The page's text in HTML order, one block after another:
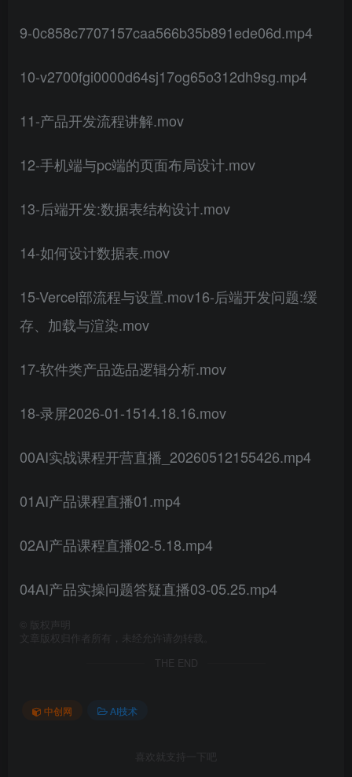
9-0c858c7707157caa566b35b891ede06d.mp4
10-v2700fgi0000d64sj17og65o312dh9sg.mp4
11-产品开发流程讲解.mov
12-手机端与pc端的页面布局设计.mov
13-后端开发:数据表结构设计.mov
14-如何设计数据表.mov
15-Vercel部流程与设置.mov16-后端开发问题:缓
存、加载与渲染.mov
17-软件类产品选品逻辑分析.mov
18-录屏2026-01-1514.18.16.mov
00AI实战课程开营直播_20260512155426.mp4
01AI产品课程直播01.mp4
02AI产品课程直播02-5.18.mp4
04AI产品实操问题答疑直播03-05.25.mp4
版权声明
文章版权归作者所有，未经允许请勿转载。
THE END
中创网 AI技术
喜欢就支持一下吧